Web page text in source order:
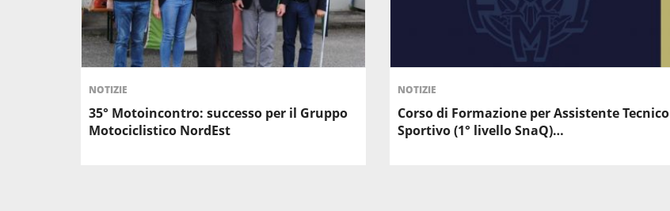
NOTIZIE
35° Motoincontro: successo per il Gruppo
Motociclistico NordEst
NOTIZIE
Corso di Formazione per Assistente Tecnico
Sportivo (1° livello SnaQ)…